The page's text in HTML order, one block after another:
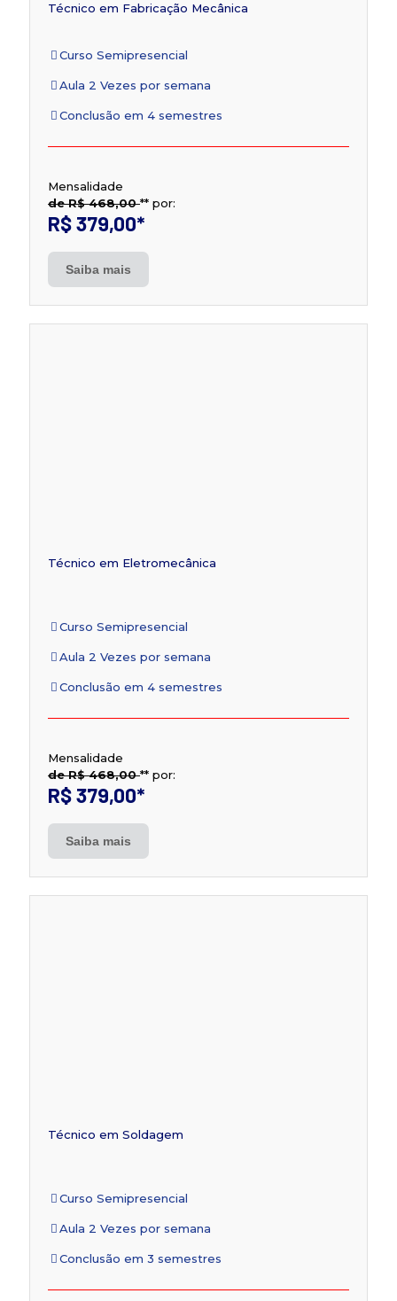
Técnico em Fabricação Mecânica
Curso Semipresencial
Aula 2 Vezes por semana
Conclusão em 4 semestres
Mensalidade
de R$ 468,00** por:
R$ 379,00*
Saiba mais
Técnico em Eletromecânica
Curso Semipresencial
Aula 2 Vezes por semana
Conclusão em 4 semestres
Mensalidade
de R$ 468,00** por:
R$ 379,00*
Saiba mais
Técnico em Soldagem
Curso Semipresencial
Aula 2 Vezes por semana
Conclusão em 3 semestres